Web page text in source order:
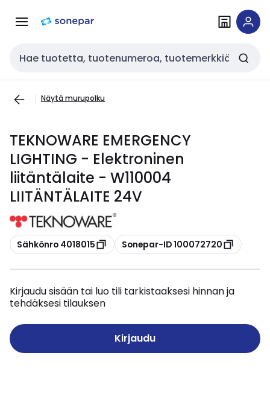
navigointiinsisältöön
Haku
Näytä murupolku
TEKNOWARE EMERGENCY
LIGHTING - Elektroninen
liitäntälaite - W110004
LIITÄNTÄLAITE 24V
Kopioi
Sähkönro 4018015 Kopioi
Sonepar-ID 100072720
Kirjaudu sisään tai luo tili tarkistaaksesi hinnan ja
tehdäksesi tilauksen
Kirjaudu